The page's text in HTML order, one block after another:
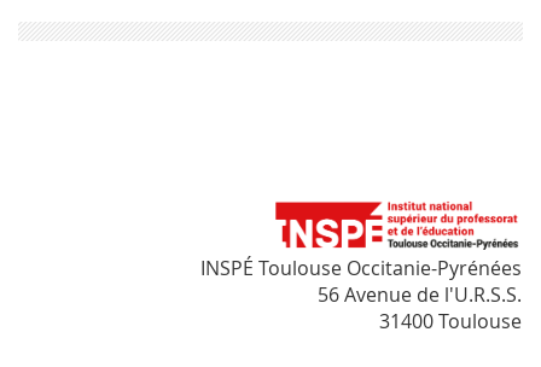
INSPÉ Toulouse Occitanie-Pyrénées
56 Avenue de l'U.R.S.S.
31400 Toulouse